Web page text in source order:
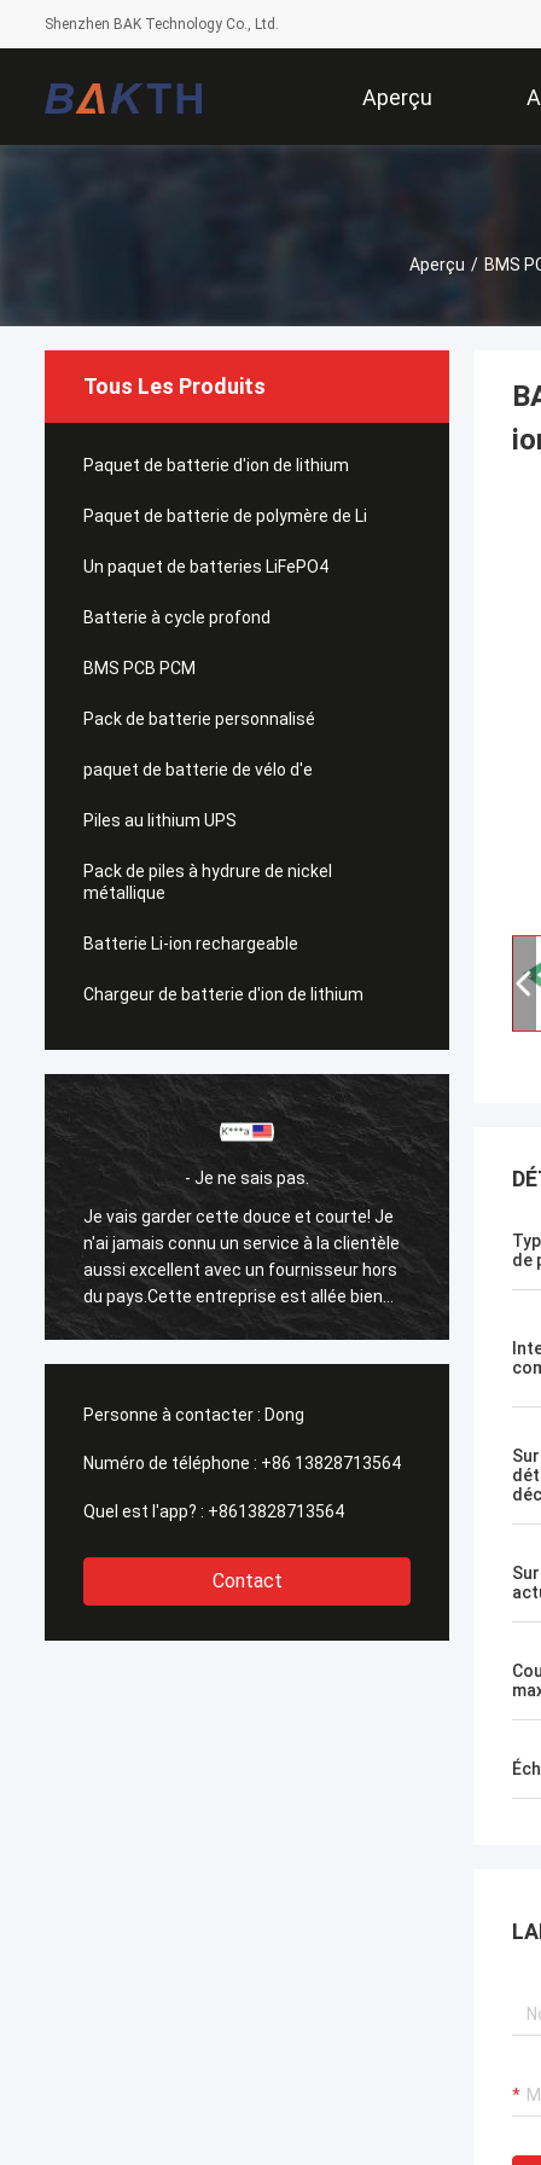
Shenzhen BAK Technology Co., Ltd.
Aperçu
Aperçu / BMS
Tous Les Produits
Paquet de batterie d'ion de lithium
Paquet de batterie de polymère de Li
Un paquet de batteries LiFePO4
Batterie à cycle profond
BMS PCB PCM
Pack de batterie personnalisé
paquet de batterie de vélo d'e
Piles au lithium UPS
Pack de piles à hydrure de nickel
métallique
Batterie Li-ion rechargeable
Chargeur de batterie d'ion de lithium
- Je ne sais pas.
Je vais garder cette douce et courte! Je
n'ai jamais connu un service à la clientèle
aussi excellent avec un fournisseur hors
du pays.Cette entreprise est allée bien
au-delà pour répondre aux besoins de ses
24 heures et le temps d'expédition était
EXCELLENT!
n'ai
du
Personne à contacter : Dong
Numéro de téléphone : +86 13828713564
Quel est l'app? : +8613828713564
Contact
de